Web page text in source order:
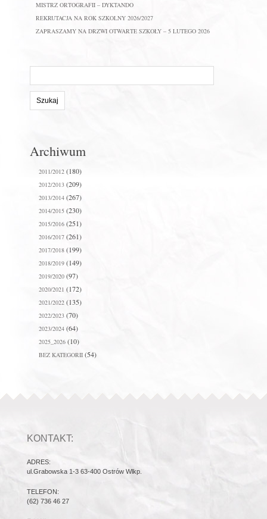
MISTRZ ORTOGRAFII – DYKTANDO
REKRUTACJA NA ROK SZKOLNY 2026/2027
ZAPRASZAMY NA DRZWI OTWARTE SZKOŁY – 5 LUTEGO 2026
stronie:
Archiwum
2011/2012(180)
2012/2013(209)
2013/2014(267)
2014/2015(230)
2015/2016(251)
2016/2017(261)
2017/2018(199)
2018/2019(149)
2019/2020(97)
2020/2021 (172)
2021/2022 (135)
2022/2023(70)
2023/2024(64)
2025_2026(10)
BEZ KATEGORII(54)
KONTAKT:
ADRES:
ul.Grabowska 1-3 63-400 Ostrów Wlkp.
TELEFON:
(62) 736 46 27